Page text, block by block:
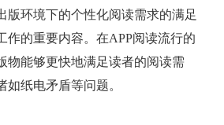
版环境下的个性化阅读需求的满足
作的重要内容。在APP阅读流行的
物能够更快地满足读者的阅读需
纸电矛盾等问题。